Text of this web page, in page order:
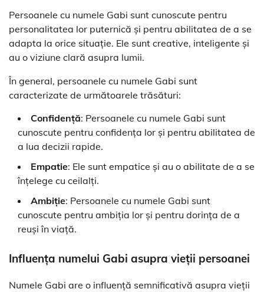
Persoanele cu numele Gabi sunt cunoscute pentru
personalitatea lor puternică și pentru abilitatea de a se
adapta la orice situație. Ele sunt creative, inteligente și
au o viziune clară asupra lumii.
În general, persoanele cu numele Gabi sunt
caracterizate de următoarele trăsături:
Confidență: Persoanele cu numele Gabi sunt
cunoscute pentru confidența lor și pentru abilitatea de
a lua decizii rapide.
Empatie: Ele sunt empatice și au o abilitate de a se
înțelege cu ceilalți.
Ambiție: Persoanele cu numele Gabi sunt
cunoscute pentru ambiția lor și pentru dorința de a
reuși în viață.
Influența numelui Gabi asupra vieții persoanei
Numele Gabi are o influență semnificativă asupra vieții